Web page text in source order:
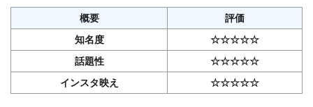
概要
評価
知名度
☆☆☆☆☆
話題性
☆☆☆☆☆
インスタ映え
☆☆☆☆☆